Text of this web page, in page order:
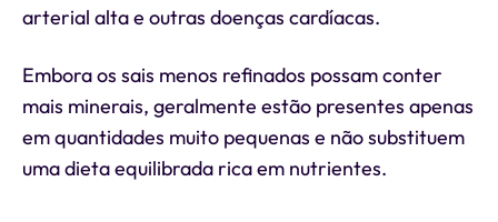
arterial alta e outras doenças cardíacas.
Embora os sais menos refinados possam conter
mais minerais, geralmente estão presentes apenas
em quantidades muito pequenas e não substituem
uma dieta equilibrada rica em nutrientes.